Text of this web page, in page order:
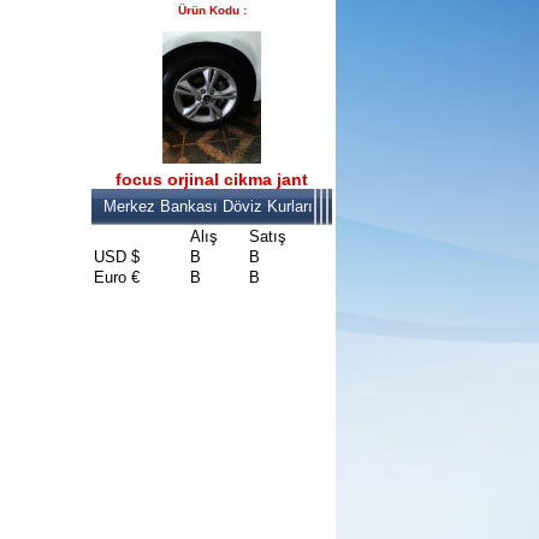
2017-2018 FORD RANGER
konsul
Ürün Kodu : 2017-2018 FORD RANGER
SOL ÖN KAPI DÖŞEMSİ
Ürün Kodu :
focus orjinal cikma jant
Merkez Bankası Döviz Kurları
Alış
Satış
USD $
B
B
Euro €
B B